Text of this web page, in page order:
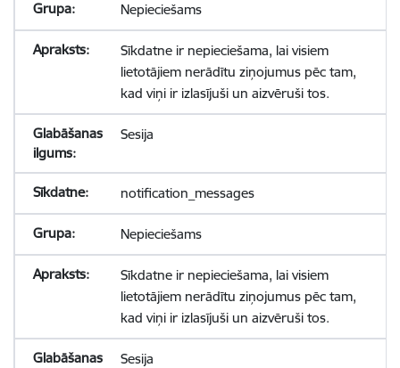
Nepieciešams
Sīkdatne ir nepieciešama, lai visiem
lietotājiem nerādītu ziņojumus pēc tam,
kad viņi ir izlasījuši un aizvēruši tos.
Sesija
notification_messages
Nepieciešams
Sīkdatne ir nepieciešama, lai visiem
lietotājiem nerādītu ziņojumus pēc tam,
kad viņi ir izlasījuši un aizvēruši tos.
Sesija